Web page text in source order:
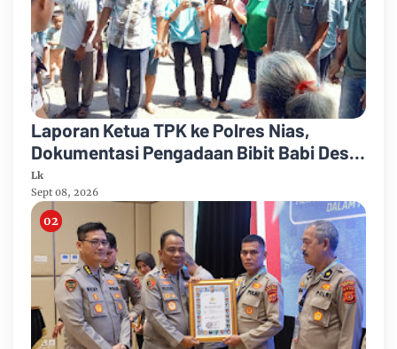
Laporan Ketua TPK ke Polres Nias,
Dokumentasi Pengadaan Bibit Babi Desa
Ononazara Jadi Sorotan
Lk
Sept 08, 2026